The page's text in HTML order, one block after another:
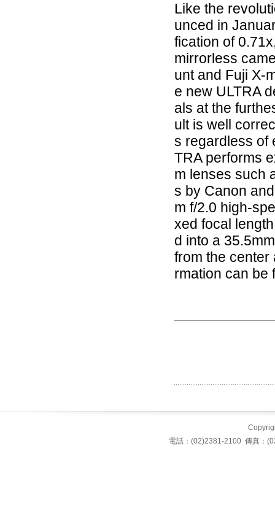
Like the
unced in
fication of
mirrorless
unt and Fuji X-
e new ULTRA
als at the
ult is well
s regardless of
TRA performs
m lenses such
s by Canon
m f/2.0 high-
xed focal
d into a
from the center
rmation can
電話：(02)2381-2100 傳真：